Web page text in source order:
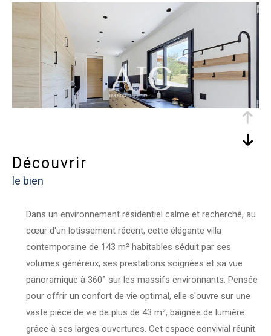
découvrir
le bien
Dans un environnement résidentiel calme et recherché, au
cœur d'un lotissement récent, cette élégante villa
contemporaine de 143 m² habitables séduit par ses
volumes généreux, ses prestations soignées et sa vue
panoramique à 360° sur les massifs environnants. Pensée
pour offrir un confort de vie optimal, elle s'ouvre sur une
vaste pièce de vie de plus de 43 m², baignée de lumière
grâce à ses larges ouvertures. Cet espace convivial réunit